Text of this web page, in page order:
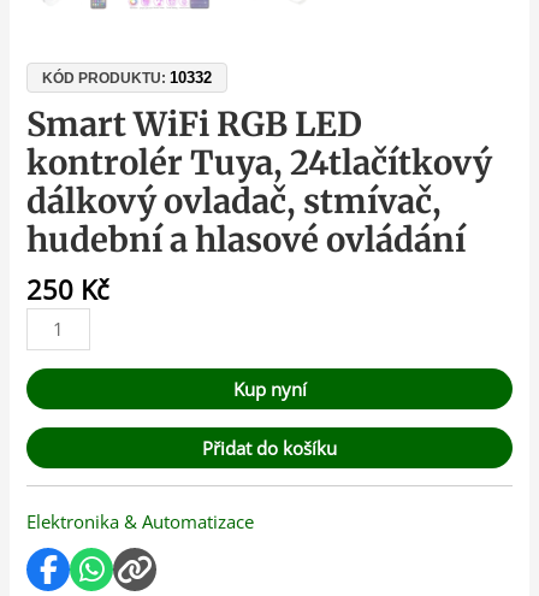
KÓD PRODUKTU:10332
Smart WiFi RGB LED
kontrolér Tuya, 24tlačítkový
dálkový ovladač, stmívač,
hudební a hlasové ovládání
250 Kč
Kup nyní
Přidat do košíku
Elektronika & Automatizace